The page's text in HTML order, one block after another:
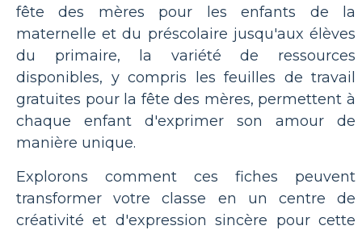
fête des mères pour les enfants de la
maternelle et du préscolaire jusqu'aux élèves
du primaire, la variété de ressources
disponibles, y compris les feuilles de travail
gratuites pour la fête des mères, permettent à
chaque enfant d'exprimer son amour de
manière unique.
Explorons comment ces fiches peuvent
transformer votre classe en un centre de
créativité et d'expression sincère pour cette